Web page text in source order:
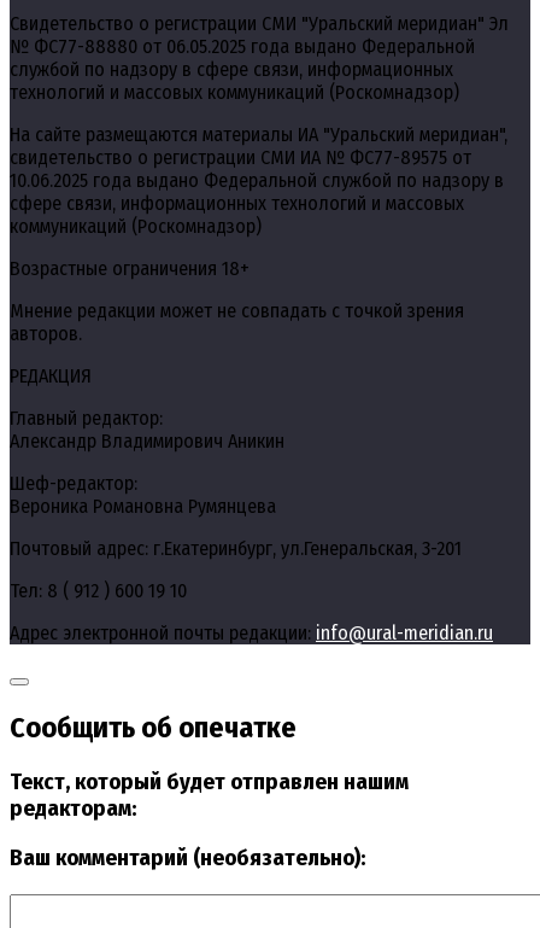
Свидетельство о регистрации СМИ "Уральский меридиан" Эл
№ ФС77-88880 от 06.05.2025 года выдано Федеральной
службой по надзору в сфере связи, информационных
технологий и массовых коммуникаций (Роскомнадзор)
На сайте размещаются материалы ИА "Уральский меридиан",
свидетельство о регистрации СМИ ИА № ФС77-89575 от
10.06.2025 года выдано Федеральной службой по надзору в
сфере связи, информационных технологий и массовых
коммуникаций (Роскомнадзор)
Возрастные ограничения 18+
Мнение редакции может не совпадать с точкой зрения
авторов.
РЕДАКЦИЯ
Главный редактор:
Александр Владимирович Аникин
Шеф-редактор:
Вероника Романовна Румянцева
Почтовый адрес: г.Екатеринбург, ул.Генеральская, 3-201
Тел: 8 ( 912 ) 600 19 10
Адрес электронной почты редакции: info@ural-meridian.ru
Сообщить об опечатке
Текст, который будет отправлен нашим
редакторам:
Ваш комментарий (необязательно):